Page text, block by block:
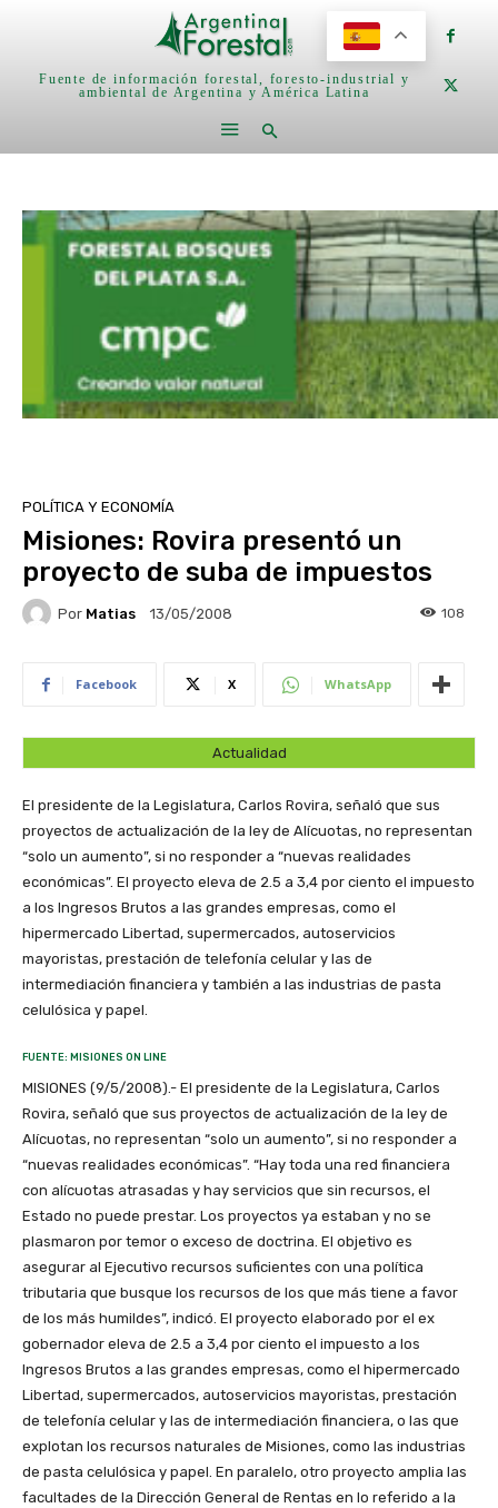
Fuente de información forestal, foresto-industrial y
ambiental de Argentina y América Latina
POLÍTICA Y ECONOMÍA
Misiones: Rovira presentó un
proyecto de suba de impuestos
Por Matias 13/05/2008 108
Facebook X WhatsApp
Actualidad
El presidente de la Legislatura, Carlos Rovira, señaló que sus
proyectos de actualización de la ley de Alícuotas, no representan
“solo un aumento”, si no responder a “nuevas realidades
económicas”. El proyecto eleva de 2.5 a 3,4 por ciento el impuesto
a los Ingresos Brutos a las grandes empresas, como el
hipermercado Libertad, supermercados, autoservicios
mayoristas, prestación de telefonía celular y las de
intermediación financiera y también a las industrias de pasta
celulósica y papel.
FUENTE: MISIONES ON LINE
MISIONES (9/5/2008).- El presidente de la Legislatura, Carlos
Rovira, señaló que sus proyectos de actualización de la ley de
Alícuotas, no representan “solo un aumento”, si no responder a
“nuevas realidades económicas”. “Hay toda una red financiera
con alícuotas atrasadas y hay servicios que sin recursos, el
Estado no puede prestar. Los proyectos ya estaban y no se
plasmaron por temor o exceso de doctrina. El objetivo es
asegurar al Ejecutivo recursos suficientes con una política
tributaria que busque los recursos de los que más tiene a favor
de los más humildes”, indicó. El proyecto elaborado por el ex
gobernador eleva de 2.5 a 3,4 por ciento el impuesto a los
Ingresos Brutos a las grandes empresas, como el hipermercado
Libertad, supermercados, autoservicios mayoristas, prestación
de telefonía celular y las de intermediación financiera, o las que
explotan los recursos naturales de Misiones, como las industrias
de pasta celulósica y papel. En paralelo, otro proyecto amplia las
facultades de la Dirección General de Rentas en lo referido a la